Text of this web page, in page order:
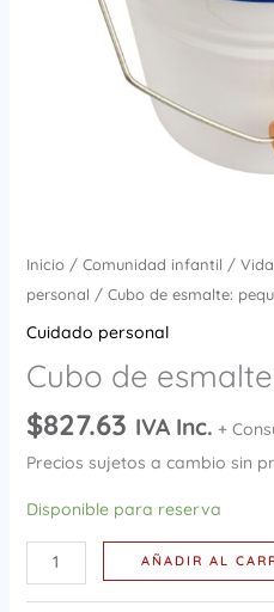
Inicio/ Comunidad infantil /
personal / Cubo de esmalte:
Cuidado personal
Cubo de
$827.63 IVA Inc. +
Precios sujetos a cambio sin
Disponible para reserva
AÑADIR AL